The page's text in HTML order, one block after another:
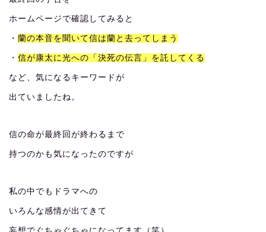
ホームページで確認してみると
・ 蘭の本音を聞いて信は蘭と去ってしまう
・ 信が康太に光への「決死の伝言」を託してくる
など、気になるキーワードが
出ていましたね。
信の命が最終回が終わるまで
持つのかも気になったのですが
私の中でもドラマへの
いろんな感情が出てきて